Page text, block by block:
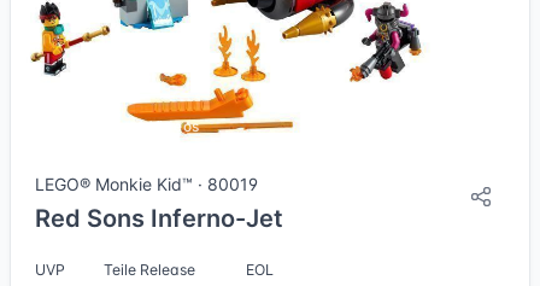
12 Bilder + 1 Videos
LEGO® Monkie Kid™ · 80019
Red Sons Inferno-Jet
UVP Teile Release EOL